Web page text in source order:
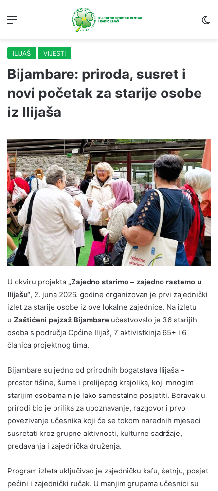
ILIJAŠ VIJESTI
Bijambare: priroda, susret i
novi početak za starije osobe
iz Ilijaša
U okviru projekta „Zajedno starimo – zajedno rastemo u
Ilijašu“, 2. juna 2026. godine organizovan je prvi zajednički
izlet za starije osobe iz ove lokalne zajednice. Na izletu
u Zaštićeni pejzaž Bijambare učestvovalo je 36 starijih
osoba s područja Općine Ilijaš, 7 aktivistkinja 65+ i 6
članica projektnog tima.
Bijambare su jedno od prirodnih bogatstava Ilijaša –
prostor tišine, šume i prelijepog krajolika, koji mnogim
starijim osobama nije lako samostalno posjetiti. Boravak u
prirodi bio je prilika za upoznavanje, razgovor i prvo
povezivanje učesnika koji će se tokom narednih mjeseci
susretati kroz grupne aktivnosti, kulturne sadržaje,
predavanja i zajednička druženja.
Program izleta uključivao je zajedničku kafu, šetnju, posjet
pećini i zajednički ručak. U manjim grupama učesnici su